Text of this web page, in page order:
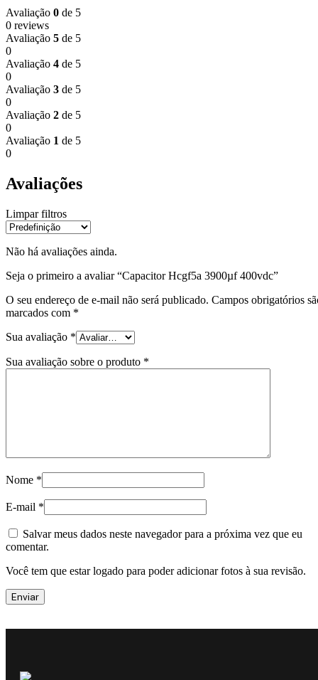
Avaliação 0 de 5
0 reviews
Avaliação 5 de 5
0
Avaliação 4 de 5
0
Avaliação 3 de 5
0
Avaliação 2 de 5
0
Avaliação 1 de 5
0
Avaliações
Limpar filtros
Não há avaliações ainda.
Seja o primeiro a avaliar “Capacitor Hcgf5a 3900µf 400vdc”
O seu endereço de e-mail não será publicado. Campos obrigatórios
marcados com *
Sua avaliação *
Sua avaliação sobre o produto *
Nome *
E-mail *
Salvar meus dados neste navegador para a próxima vez que eu
comentar.
Você tem que estar logado para poder adicionar fotos à sua revisão.